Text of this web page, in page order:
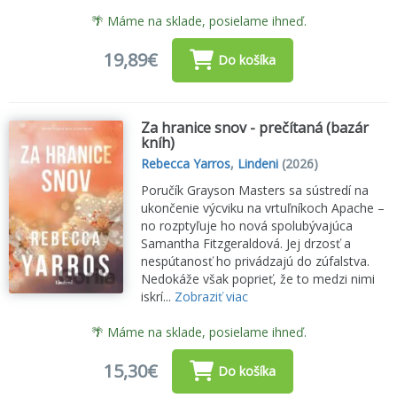
🌴 Máme na sklade, posielame ihneď.
19,89€ Do košíka
Za hranice snov - prečítaná (bazár
kníh)
Rebecca Yarros, Lindeni (2026)
Poručík Grayson Masters sa sústredí na
ukončenie výcviku na vrtuľníkoch Apache –
no rozptyľuje ho nová spolubývajúca
Samantha Fitzgeraldová. Jej drzosť a
nespútanosť ho privádzajú do zúfalstva.
Nedokáže však poprieť, že to medzi nimi
iskrí... Zobraziť viac
🌴 Máme na sklade, posielame ihneď.
15,30€ Do košíka